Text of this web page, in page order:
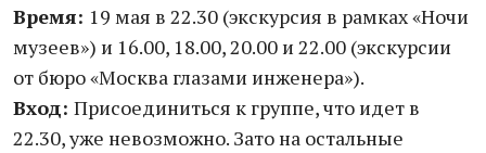
Время: 19 мая в 22.30 (экскурсия в рамках «Ночи
музеев») и 16.00, 18.00, 20.00 и 22.00 (экскурсии
от бюро «Москва глазами инженера»).
Вход: Присоединиться к группе, что идет в
22.30, уже невозможно. Зато на остальные